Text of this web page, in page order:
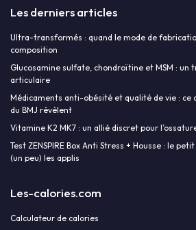
Les derniers articles
Ultra-transformés : quand le mode de
composition
Glucosamine sulfate, chondroïtine et MSM : un
articulaire
Médicaments anti-obésité et qualité de vie : ce
du BMJ révèlent
Vitamine K2 MK7 : un allié discret pour
Test ZENSPIRE Box Anti Stress + Housse : le
(un peu) les applis
Les-calories.com
Calculateur de calories